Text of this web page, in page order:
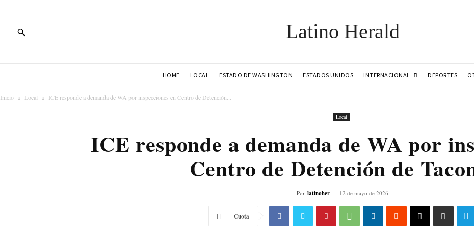
Latino Herald
HOME LOCAL ESTADO DE WASHINGTON ESTADOS UNIDOS INTERNACIONAL DEPORTES
Inicio Local ICE responde a demanda de WA por inspecciones en Centro de Detención...
Local
ICE responde a demanda de WA por
Centro de Detención de
Por latinoher - 12 de mayo de 2026
Cuota